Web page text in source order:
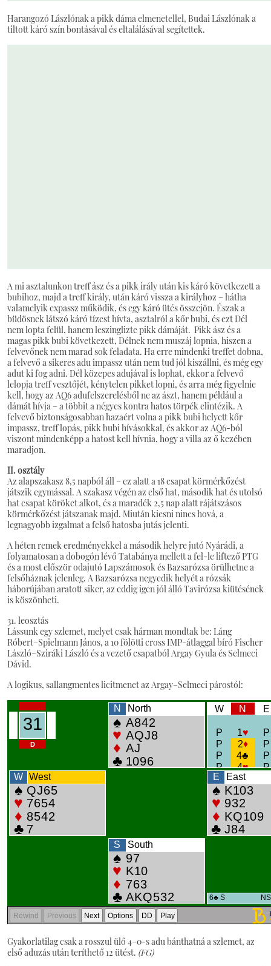
Harangozó Lászlónak a pikk dáma elmenetellel, Budai Lászlónak a
tiltott káró szín bontásával és eltalálásával segítettek.
A mi asztalunkon treff ász és a pikk irály után kis káró következett a
bubihoz, majd a treff király, után káró vissza a királyhoz – hátha
valamelyik expassz működik, és egy káró ütés összejön. Észak a
büdösnek látszó káró tízest hívta, asztalról a kőr bubi, és ezt Dél
nem lopta felül, hanem leszinglizte pikk dámáját. Pikk ász és a
magas pikk bubi következett, Délnek nem muszáj lopnia, hiszen a
felvevőnek nem marad sok feladata. Ha erre mindenki treffet dobna,
a felvevő a sikeres adu impassz után nem tud jól kiszállni, és még egy
adut ki fog adni. Dél közepes adujával is lophat, ekkor a felvevő
lelopja treff vesztőjét, kénytelen pikket lopni, és arra még figyelnie
kell, hogy az AQ6 adufelszerelésből ne az ászt, hanem például a
dámát hívja – a többit a négyes kontra hatos törpék elintézik. A
felvevő biztonságosabban hazaért volna a pikk bubi helyett kőr
impassz, treff lopás, pikk bubi hívásokkal, és akkor az AQ6-ból
viszont mindenképp a hatost kell hívnia, hogy a villa az ő kezében
maradjon.
II. osztály
Az alapszakasz 8,5 napból áll – ez alatt a 18 csapat körmérkőzést
játszik egymással. A szakasz végén az első hat, második hat és utolsó
hat csapat köröket alkot, és a maradék 2,5 nap alatt rájátszásos
körmérkőzést játszanak majd. Miután kiesni nincs hová, a
legnagyobb izgalmat a felső hatosba jutás jelenti.
A héten remek eredményekkel a második helyre jutó Nyárádi, a
folyamatosan a dobogón lévő Tatabánya mellett a fel-le liftező PTG
és a most először odajutó Lapszámosok és Bazsarózsa örülhetne a
felsőháznak jelenleg. A Bazsarózsa negyedik helyét a rózsák
háborújában aratott siker, az eddig igen jól álló Tavirózsa kiütésének
is köszönheti.
31. leosztás
Lássunk egy szlemet, melyet csak hárman mondtak be: Láng
Róbert–Spielmann János, a 10 fölötti cross IMP-átlaggal bíró Fischer
László–Sziráki László és a vezető csapatból Argay Gyula és Selmeci
Dávid.
A logikus, sallangmentes licitmenet az Argay–Selmeci párostól:
Gyakorlatilag csak a rosszul ülő 4–0-s adu bánthatná a szlemet, az
első aduzás után teríthető 12 ütést. (FG)